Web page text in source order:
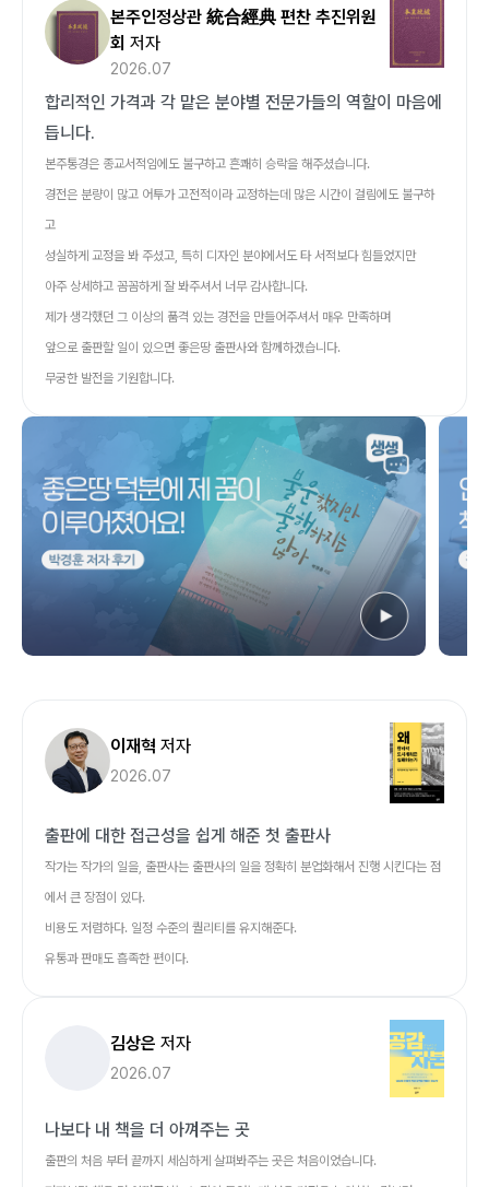
본주인정상관 統合經典 편찬 추진위원
회 저자
2026.07
합리적인 가격과 각 맡은 분야별 전문가들의 역할이 마음에
듭니다.
본주통경은 종교서적임에도 불구하고 흔쾌히 승락을 해주셨습니다.
경전은 분량이 많고 어투가 고전적이라 교정하는데 많은 시간이 걸림에도 불구하
고
성실하게 교정을 봐 주셨고, 특히 디자인 분야에서도 타 서적보다 힘들었지만
아주 상세하고 꼼꼼하게 잘 봐주셔서 너무 감사합니다.
제가 생각했던 그 이상의 품격 있는 경전을 만들어주셔서 매우 만족하며
앞으로 출판할 일이 있으면 좋은땅 출판사와 함께하겠습니다.
무궁한 발전을 기원합니다.
이재혁 저자
2026.07
출판에 대한 접근성을 쉽게 해준 첫 출판사
작가는 작가의 일을, 출판사는 출판사의 일을 정확히 분업화해서 진행 시킨다는 점
에서 큰 장점이 있다.
비용도 저렴하다. 일정 수준의 퀄리티를 유지해준다.
유통과 판매도 흡족한 편이다.
김상은 저자
2026.07
나보다 내 책을 더 아껴주는 곳
출판의 처음 부터 끝까지 세심하게 살펴봐주는 곳은 처음이었습니다.